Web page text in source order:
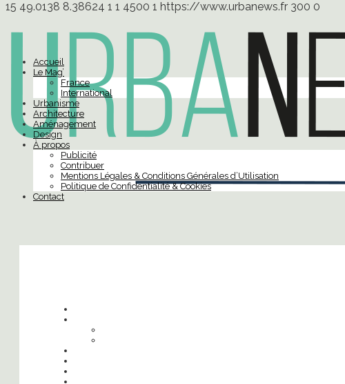
15 49.0138 8.38624 1 1 4500 1 https://www.urbanews.fr 300 0
Accueil
Le Mag’
France
International
Urbanisme
Architecture
Aménagement
Design
À propos
Publicité
Contribuer
Mentions Légales & Conditions Générales d’Utilisation
Politique de Confidentialité & Cookies
Contact